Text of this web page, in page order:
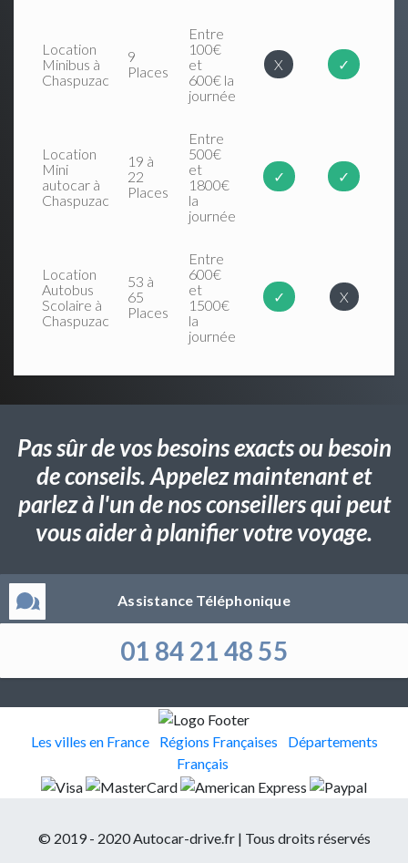
Location
Minibus à
Chaspuzac
9
Places
Entre
100€
et
600€ la
journée
X ✓
Location
Mini
autocar à
Chaspuzac
19 à
22
Places
Entre
500€
et
1800€
la
journée
✓ ✓
Location
Autobus
Scolaire à
Chaspuzac
53 à
65
Places
Entre
600€
et
1500€
la
journée
✓ X
Pas sûr de vos besoins exacts ou besoin
de conseils. Appelez maintenant et
parlez à l'un de nos conseillers qui peut
vous aider à planifier votre voyage.
Assistance Téléphonique
01 84 21 48 55
Les villes en France Régions Françaises
Départements
Français
© 2019 - 2020 Autocar-drive.fr | Tous droits réservés